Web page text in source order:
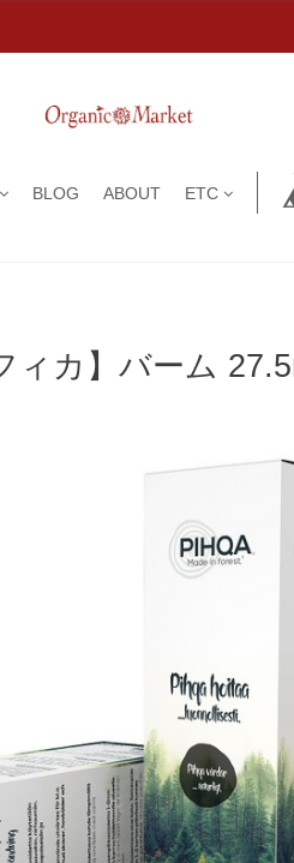
BLOG ABOUT ETC
ィカ】バーム